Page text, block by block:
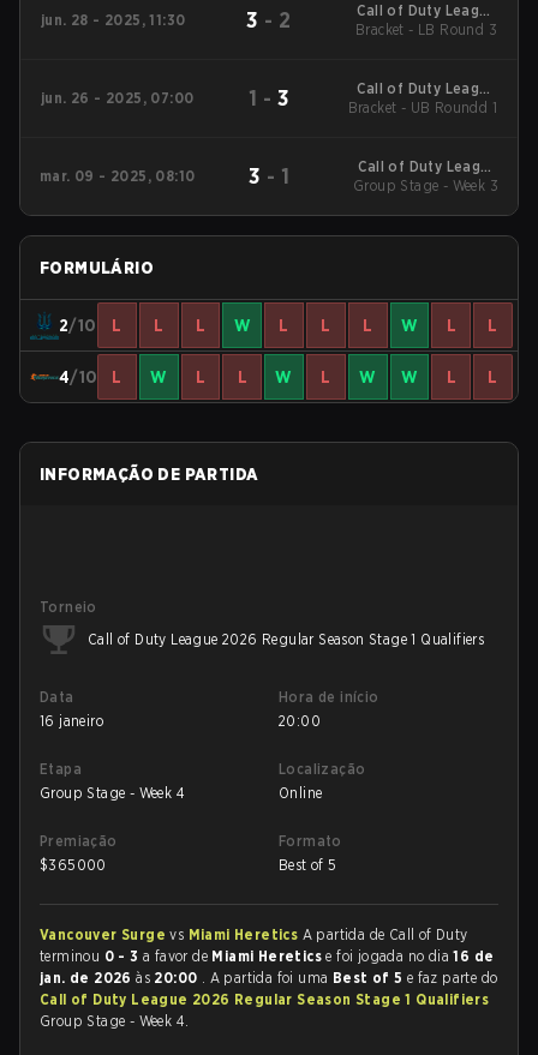
jun. 28 - 2025, 11:30 3 - 2
Call of Duty League
2025 CDL
Bracket - LB Round 3
jun. 26 - 2025, 07:00 1 - 3
Call of Duty League
2025 CDL
Bracket - UB Roundd 1
mar. 09 - 2025, 08:10 3 - 1
Call of Duty League
2025 Regular Season
Group Stage - Week 3
FORMULÁRIO
2/10 L L L W L L L W L L
4/10 L W L L W L W W L L
INFORMAÇÃO DE PARTIDA
Torneio
Call of Duty League 2026 Regular Season Stage 1 Qualifiers
Data
16 janeiro
Hora de início
20:00
Etapa
Group Stage - Week 4
Localização
Online
Premiação
$365000
Formato
Best of 5
Vancouver Surgevs Miami Heretics A partida de Call of Duty
terminou 0 - 3 a favor de Miami Hereticse foi jogada no dia16 de
jan. de 2026às 20:00 . A partida foi uma Best of 5 e faz parte do
Call of Duty League 2026 Regular Season Stage 1 Qualifiers
Group Stage - Week 4.